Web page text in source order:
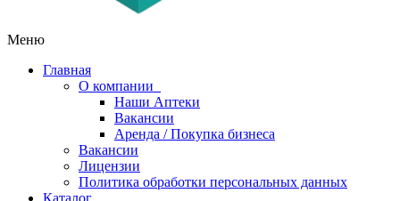
Меню
Главная
О компании
Наши Аптеки
Вакансии
Аренда / Покупка бизнеса
Вакансии
Лицензии
Политика обработки персональных данных
Каталог